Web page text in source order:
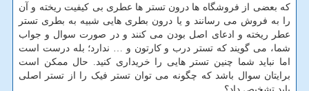
که بعضی از فروشگاه ها درون تستر ها عطری بی کیفیت ریخته و آن
را به فروش می رسانند و یا درون بطری هایی شبیه به بطری تستر
عطر ریخته و ادعای اصل بودن می کنند و در صورت سوال و جواب
شما، می گویند که تستر درب و کارتون و … ندارد؛ بله درست است
اما نباید شما چنین تستر هایی را خریداری کنید. حال ممکن است
برایتان سوال باشد که چگونه می توان تستر فیک را از تستر اصلی
باید تشخیص داد؟